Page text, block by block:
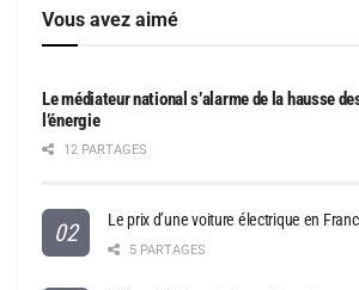
Vous avez aimé
Le médiateur national s’alarme de la hausse
l’énergie
12 PARTAGES
Le prix d’une voiture électrique en
5 PARTAGES